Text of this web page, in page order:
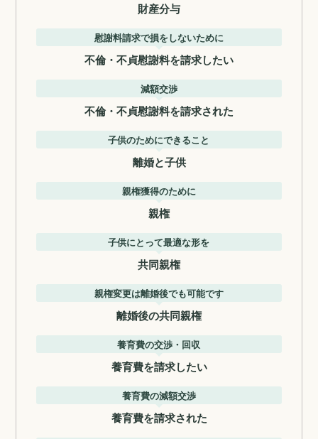
財産分与
慰謝料請求で損をしないために
不倫・不貞慰謝料を請求したい
減額交渉
不倫・不貞慰謝料を請求された
子供のためにできること
離婚と子供
親権獲得のために
親権
子供にとって最適な形を
共同親権
親権変更は離婚後でも可能です
離婚後の共同親権
養育費の交渉・回収
養育費を請求したい
養育費の減額交渉
養育費を請求された